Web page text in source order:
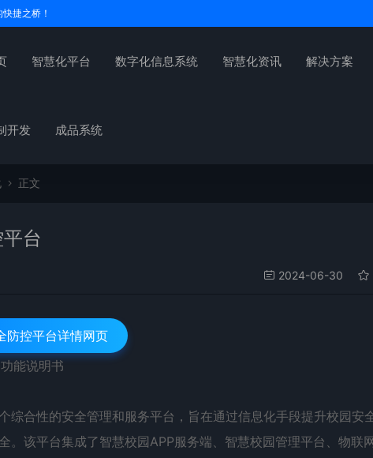
捷之桥！
智慧化平台 数字化信息系统 智慧化资讯 解决方案
开发 成品系统
正文
台
2024-06-30
防控平台详情网页
能说明书
综合性的安全管理和服务平台，旨在通过信息化手段提升校园安
。该平台集成了智慧校园APP服务端、智慧校园管理平台、物联